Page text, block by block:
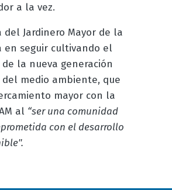
a la vez.
Jardinero Mayor de la
en seguir cultivando el
la nueva generación
medio ambiente, que
mayor con la
al “ser una comunidad
con el desarrollo